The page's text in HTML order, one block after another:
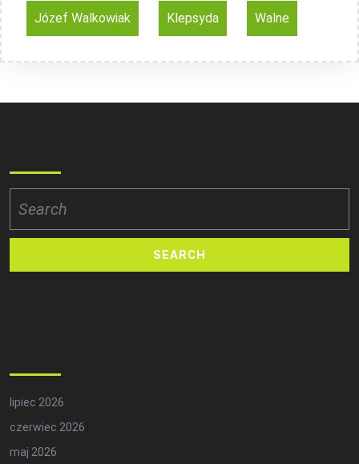
Józef Walkowiak Klepsyda Walne
for:
lipiec 2026
czerwiec 2026
maj 2026